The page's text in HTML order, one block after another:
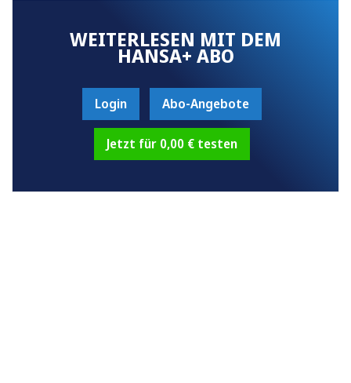
WEITERLESEN MIT DEM
HANSA+ ABO
Login Abo-Angebote
Jetzt für 0,00 € testen